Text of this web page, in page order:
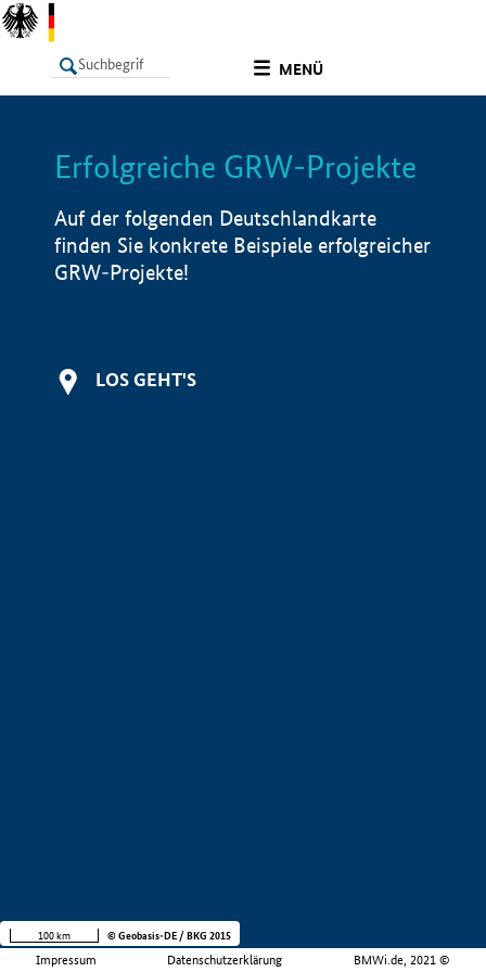
MENÜ
LISTE Info
Erfolgreiche GRW-Projekte
Auf der folgenden Deutschlandkarte
finden Sie konkrete Beispiele erfolgreicher
GRW-Projekte!
LOS GEHT'S
Impressum Datenschutzerklärung BMWi.de, 2021 ©
100 km © Geobasis-DE / BKG 2015